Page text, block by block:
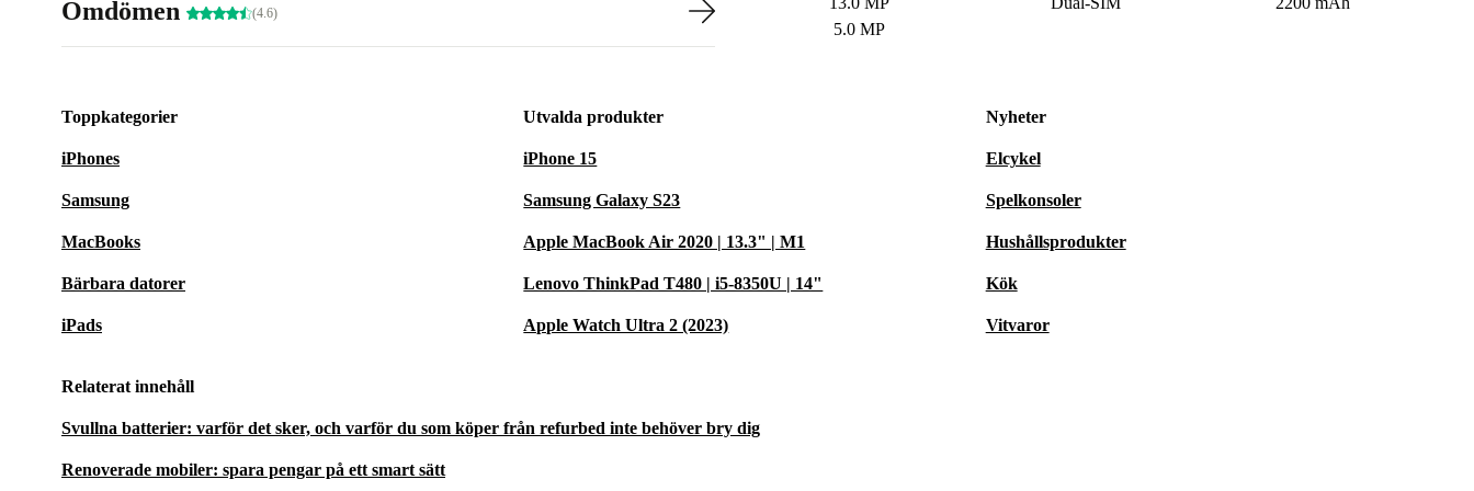
5.0 MP
Omdömen (4.6)
Toppkategorier
iPhones
Samsung
MacBooks
Bärbara datorer
iPads
Utvalda produkter
iPhone 15
Samsung Galaxy S23
Apple MacBook Air 2020 | 13.3" | M1
Lenovo ThinkPad T480 | i5-8350U | 14"
Apple Watch Ultra 2 (2023)
Nyheter
Elcykel
Spelkonsoler
Hushållsprodukter
Kök
Vitvaror
Relaterat innehåll
Svullna batterier: varför det sker, och varför du som köper från refurbed inte behöver bry dig
Renoverade mobiler: spara pengar på ett smart sätt